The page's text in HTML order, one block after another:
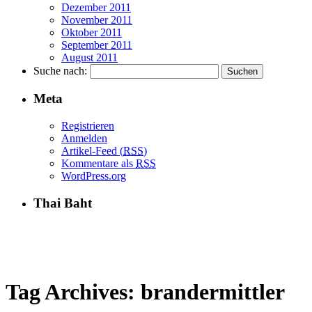
Dezember 2011
November 2011
Oktober 2011
September 2011
August 2011
Suche nach:
Meta
Registrieren
Anmelden
Artikel-Feed (RSS)
Kommentare als RSS
WordPress.org
Thai Baht
Tag Archives: brandermittler